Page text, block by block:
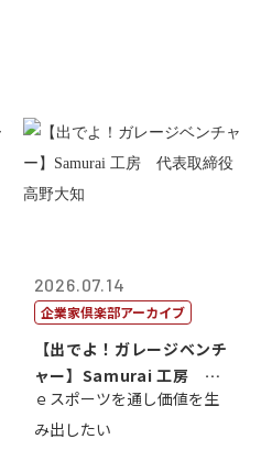
2026.07.14
企業家倶楽部アーカイブ
【出でよ！ガレージベンチ
ャー】Samurai 工房 代
表取締...
ｅスポーツを通し価値を生
み出したい